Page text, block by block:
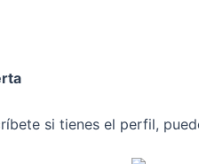
si tienes el perfil,